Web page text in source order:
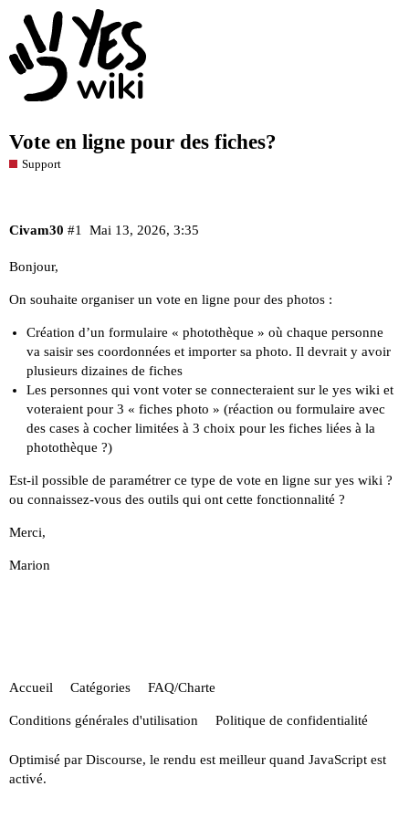
Vote en ligne pour des fiches?
Support
Civam30 Mai 13, 2026, 3:35
#1
Bonjour,
On souhaite organiser un vote en ligne pour des photos :
Création d’un formulaire « photothèque » où chaque personne
va saisir ses coordonnées et importer sa photo. Il devrait y avoir
plusieurs dizaines de fiches
Les personnes qui vont voter se connecteraient sur le yes wiki et
voteraient pour 3 « fiches photo » (réaction ou formulaire avec
des cases à cocher limitées à 3 choix pour les fiches liées à la
photothèque ?)
Est-il possible de paramétrer ce type de vote en ligne sur yes wiki ?
ou connaissez-vous des outils qui ont cette fonctionnalité ?
Merci,
Marion
Accueil Catégories FAQ/Charte
Conditions générales d'utilisation Politique de confidentialité
Optimisé par Discourse, le rendu est meilleur quand JavaScript est
activé.